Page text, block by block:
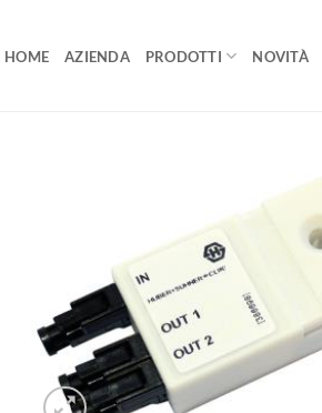
HOME AZIENDA PRODOTTI NOVITÀ